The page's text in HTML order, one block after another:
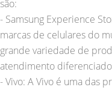
são:
- Samsung Experience
marcas de celulares do
grande variedade de
atendimento
- Vivo: A Vivo é uma das